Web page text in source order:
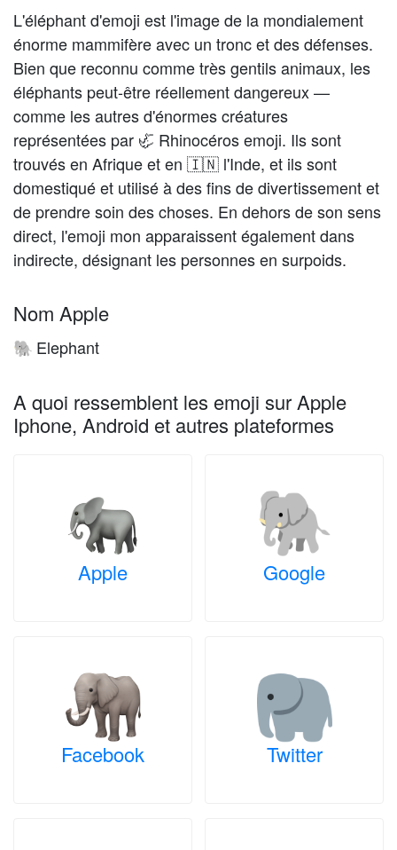
L'éléphant d'emoji est l'image de la mondialement
énorme mammifère avec un tronc et des défenses.
Bien que reconnu comme très gentils animaux, les
éléphants peut-être réellement dangereux —
comme les autres d'énormes créatures
représentées par 🦏 Rhinocéros emoji. Ils sont
trouvés en Afrique et en 🇮🇳 l'Inde, et ils sont
domestiqué et utilisé à des fins de divertissement et
de prendre soin des choses. En dehors de son sens
direct, l'emoji mon apparaissent également dans
indirecte, désignant les personnes en surpoids.
Nom Apple
🐘 Elephant
A quoi ressemblent les emoji sur Apple
Iphone, Android et autres plateformes
Apple Google
Facebook Twitter